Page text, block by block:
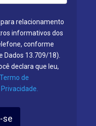
relacionamento
informativos dos
conforme
Dados 13.709/18).
declara que leu,
Termo de
se